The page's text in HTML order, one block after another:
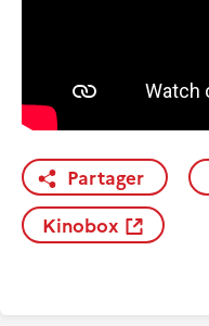
Partager
Kinobox